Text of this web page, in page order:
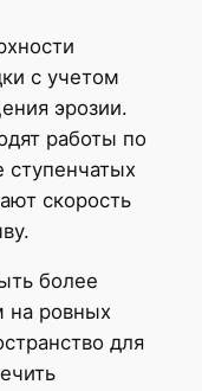
с учетом
эрозии.
работы по
скорость
более
на ровных
для